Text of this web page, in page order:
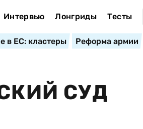
Интервью Лонгриды Тесты
в ЕС: кластеры Реформа армии
СУД